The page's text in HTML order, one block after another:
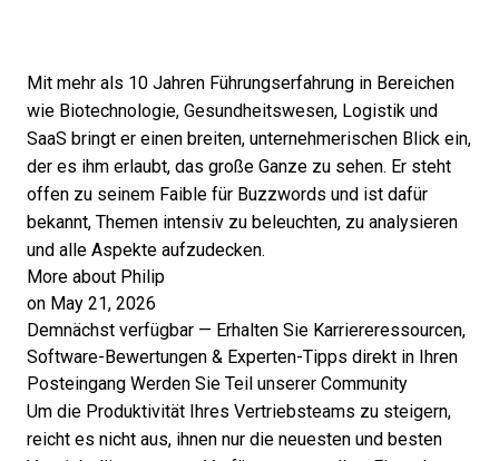
Mit mehr als 10 Jahren Führungserfahrung in Bereichen
wie Biotechnologie, Gesundheitswesen, Logistik und
SaaS bringt er einen breiten, unternehmerischen Blick ein,
der es ihm erlaubt, das große Ganze zu sehen. Er steht
offen zu seinem Faible für Buzzwords und ist dafür
bekannt, Themen intensiv zu beleuchten, zu analysieren
und alle Aspekte aufzudecken.
More about Philip
on May 21, 2026
Demnächst verfügbar — Erhalten Sie Karriereressourcen,
Software-Bewertungen & Experten-Tipps direkt in Ihren
Posteingang Werden Sie Teil unserer Community
Um die Produktivität Ihres Vertriebsteams zu steigern,
reicht es nicht aus, ihnen nur die neuesten und besten